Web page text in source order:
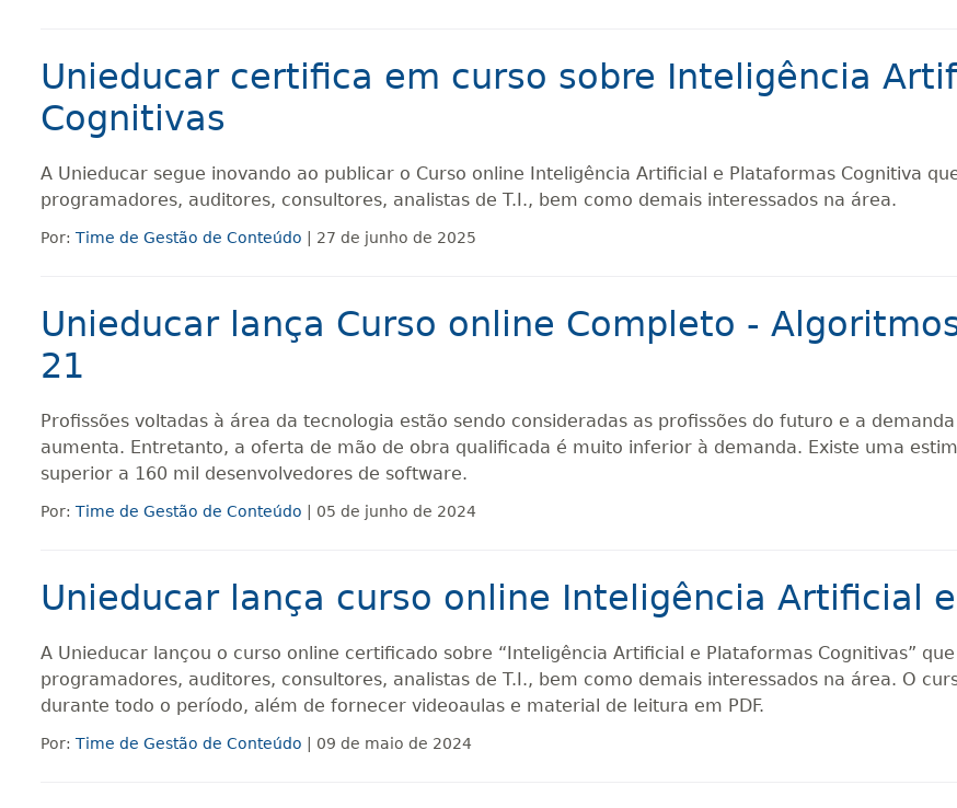
Unieducar certifica em curso sobre Inteligência
Cognitivas
A Unieducar segue inovando ao publicar o Curso online Inteligência Artificial e Plataformas Cognitiva
programadores, auditores, consultores, analistas de T.I., bem como demais interessados na área.
Por: Time de Gestão de Conteúdo | 27 de junho de 2025
Unieducar lança Curso online Completo -
21
Profissões voltadas à área da tecnologia estão sendo consideradas as profissões do futuro e a
aumenta. Entretanto, a oferta de mão de obra qualificada é muito inferior à demanda. Existe uma
superior a 160 mil desenvolvedores de software.
Por: Time de Gestão de Conteúdo | 05 de junho de 2024
Unieducar lança curso online Inteligência Artificial
A Unieducar lançou o curso online certificado sobre “Inteligência Artificial e Plataformas Cognitivas”
programadores, auditores, consultores, analistas de T.I., bem como demais interessados na área. O
durante todo o período, além de fornecer videoaulas e material de leitura em PDF.
Por: Time de Gestão de Conteúdo | 09 de maio de 2024